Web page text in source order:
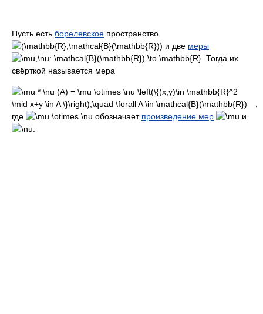
Пусть есть борелевское пространство
и две меры
. Тогда их
свёрткой называется мера
где
обозначает произведение мер
и